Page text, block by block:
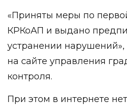
«Приняты меры по
КРКоАП и выдано
устранении
на сайте управления
контроля.
При этом в интернете